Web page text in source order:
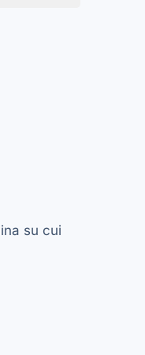
su cui